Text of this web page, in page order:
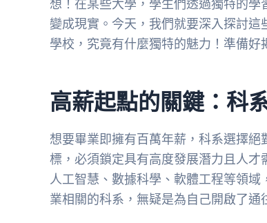
想！在某些大學，學生們透過獨特的
變成現實。今天，我們就要深入探討
學校，究竟有什麼獨特的魅力！準備好
高薪起點的關鍵：科
想要畢業即擁有百萬年薪，科系選擇
標，必須鎖定具有高度發展潛力且人
人工智慧、數據科學、軟體工程等領
業相關的科系，無疑是為自己開啟了通